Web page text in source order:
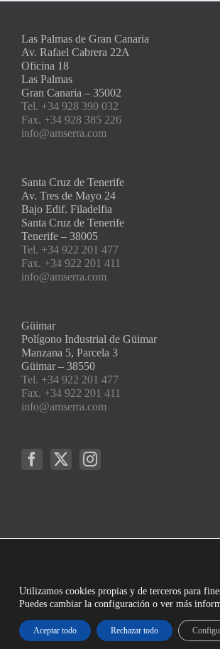
Las Palmas de Gran Canaria
Av. Rafael Cabrera 22A
Oficina 18
Las Palmas
Gran Canaria – 35002
Tel. +34 928 390 032
Fax. +34 928 385 226
info@amserra.com
Santa Cruz de Tenerife
Av. Tres de Mayo 24
Bajo Edif. Filadelfia
Santa Cruz de Tenerife
Tenerife – 38005
Tel. +34 922 201 477
Fax. +34 922 201 411
info@amserra.com
Güimar
Polígono Industrial de Güimar
Manzana 5, Parcela 3
Güimar – 38550
Tel. +34 922 201 477
Fax. +34 922 201 411
info@amserra.com
Utilizamos cookies propias y de terceros para
Puedes cambiar la configuración o ver más
Aceptar todo Rechazar todo